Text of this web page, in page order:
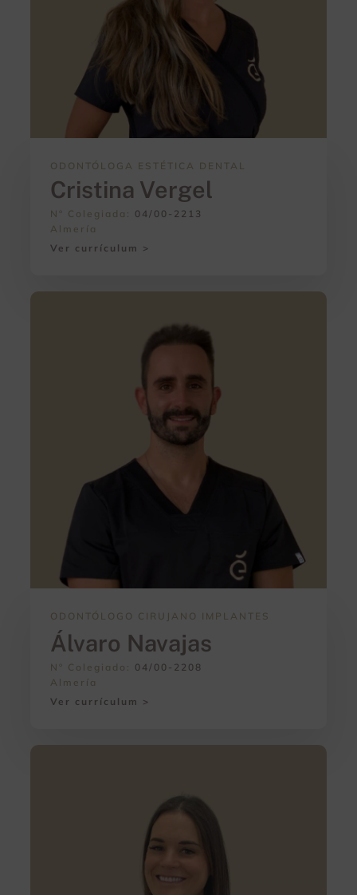
ODONTÓLOGA ESTÉTICA DENTAL
Cristina Vergel
Nº Colegiada: 04/00-2213
Almería
Ver currículum >
ODONTÓLOGO CIRUJANO IMPLANTES
Álvaro Navajas
Nº Colegiado: 04/00-2208
Almería
Ver currículum >